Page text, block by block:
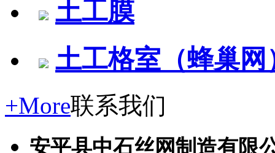
土工膜
土工格室（蜂巢网
+More联系我们
安平县中石丝网制造有限